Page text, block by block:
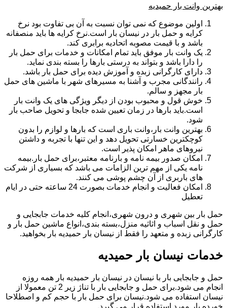
بهترین وانت بار حمیدیه
اولین موضوع که نمی توان نسبت به آن بی تفاوت بود نرخ
کرایه و حمل بار در نیسان بار است.نرخ کرایه ها باید منصفانه
باشد و با قیمت مصوبه اتحادیه برابری کند.
یک وانت بار موفق باید تمام امکانات و خدمات برای حمل بار
را دارا باشد و بتواند به درستی بارها را بسته بندی نماید.
دارای کارگرانی زبده و آموزش دیده برای حمل بار باشد.
رانندگانی مجرب و آشنا به مسیرهای شهر با ماشین های حمل
بار مجهز و سالم.
خوش قول و محبوب بودن از دیگر ویژگی های یک وانت بار
است.باید بارها در زمان تعیین شده جابجا و تحویل صاحب بار
شود.
بهترین وانت بار،وانت باری است که بارها و لوازم را بدون
کوچکترین خسارتی تحویل دهد و این تنها با تجربه و داشتن
نیروهای ماهر امکان پذیر است.
امکان صدور بیمه نامه و بارنامه معتبر،برای حمل بار.بیمه
نامه یکی از مهم ترین الزامات می باشد که بسیاری از شرکت
های باربری از آن چشم پوشی می کنند.
امکان فعالیت و انجام خدمات بصورت 24 ساعته حتی در ایام
تعطیل
حمل بار بین شهری و درون شهری،انجام کلیه خدمات جابجایی و
حمل و نقل اسباب و اثاثیه منزل،بسته بندی،انواع ماشین حمل بار و
کارگرانی زبده و متعهد را فقط از نیسان بار حمیدیه بار بخواهید.
خدمات نیسان بار حمیدیه
حمل و جابجایی بار با نیسان در نیسان بار حمیدیه بار همه روزه
انجام می شود.برای حمل و جابجایی بار با تناژ زیر 2 تن معمولا از
نیسان استفاده می شود.نیسان برای حمل بار با حجم کم و اصطلاحا
خورده بار مورد استفاده قرار می گیرد.